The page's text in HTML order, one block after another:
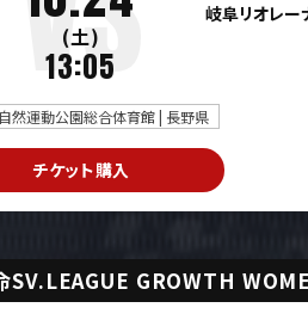
(土)
13:05
岐阜リオレー
然運動公園総合体育館 | 長野県
チケット購入
GROWTH